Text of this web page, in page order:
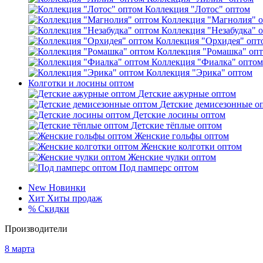
Коллекция "Лотос" оптом
Коллекция "Магнолия"
Коллекция "Незабудка"
Коллекция "Орхидея"
Коллекция "Ромашка"
Коллекция "Фиалка" оптом
Коллекция "Эрика" оптом
Колготки и лосины оптом
Детские ажурные оптом
Детские демисезонные
Детские лосины оптом
Детские тёплые оптом
Женские гольфы оптом
Женские колготки оптом
Женские чулки оптом
Под памперс оптом
New Новинки
Хит Хиты продаж
% Скидки
Производители
8 марта